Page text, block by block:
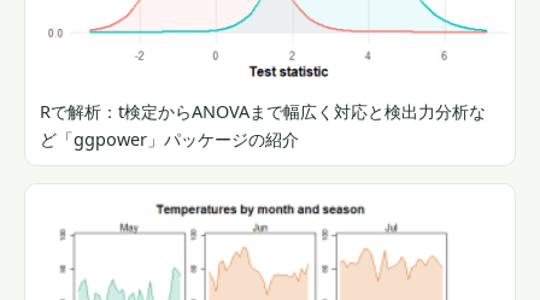
Rで解析：t検定からANOVAまで幅広く対応と検出力分析な
ど「ggpower」パッケージの紹介